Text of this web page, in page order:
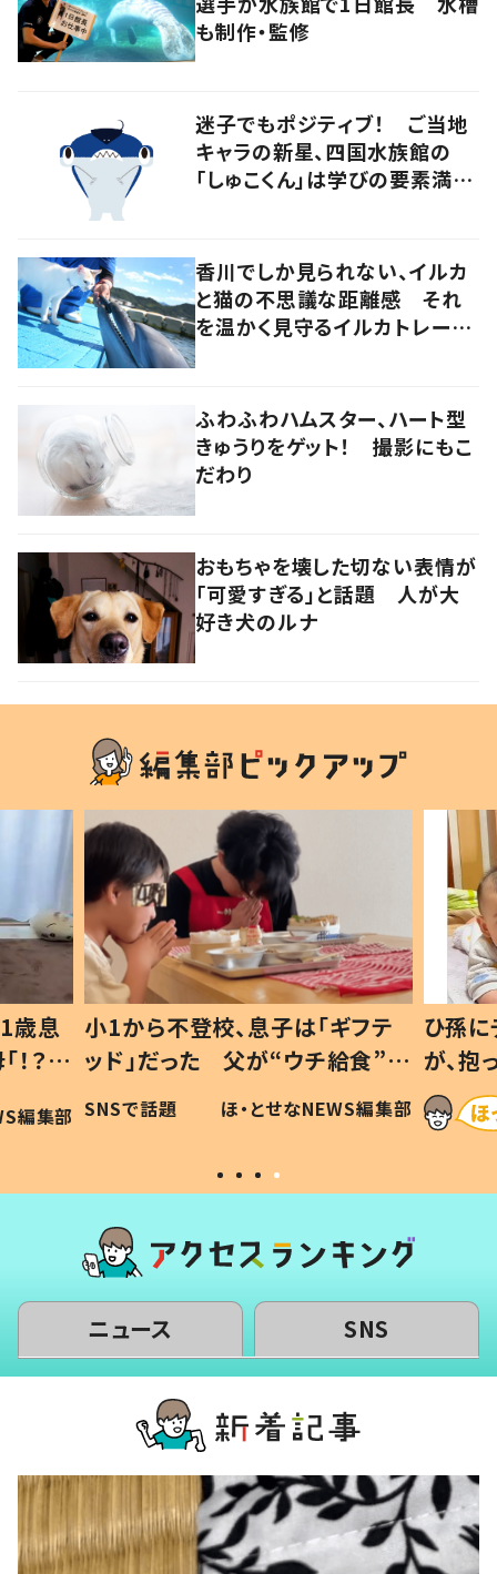
も制作・監修
迷子でもポジティブ！ ご当地
キャラの新星、四国水族館の
「しゅこくん」は学びの要素満載
香川でしか見られない、イルカ
と猫の不思議な距離感 それ
を温かく見守るイルカトレーナ
ふわふわハムスター、ハート型
きゅうりをゲット！ 撮影にもこ
だわり
おもちゃを壊した切ない表情が
「可愛すぎる」と話題 人が大
好き犬のルナ
歳息
？」
編集部
小1から不登校、息子は「ギフテ
ッド」だった 父が“ウチ給食”を
作り続ける理由とは #令和の親
#令和の子
SNSで話題 ほ・とせなNEWS編集部
ひ孫
が、
「涙が
い」
ニュース SNS